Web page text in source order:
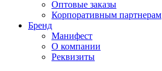
Оптовые заказы
Корпоративным партнерам
Бренд
Манифест
О компании
Реквизиты